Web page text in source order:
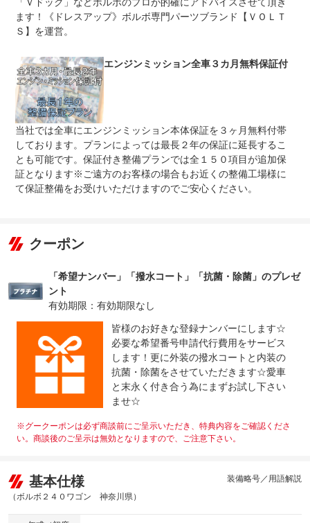
法定整備
整備付 法定12ヶ月または法定24ヶ月点検整備付
法定整備
について
ボルボの事ならすべて当社にお任せ下さい！当店はボルボ
専門の整備工場です。ご予算に合わせた整備プランを各種
ご用意しております。詳しくはＨＰ 検索【ボルボ ドク
ターＶ】をご覧下さい。
ます！《ドレスアップ》ボルボ専門パーツブランド【ＶＯＬＴ
Ｓ】を運営。
エンジンミッション全車３カ月無料保証付
当社では全車にエンジンミッション本体保証を３ヶ月無料付帯
しております。プランによっては最長２年の保証に延長するこ
とも可能です。保証付き整備プランでは全１５０項目が追加保
証となります※ご遠方のお客様の場合もお近くの整備工場様に
て保証整備をお受けいただけますのでご安心ください。
クーポン
「希望ナンバー」「撥水コート」「抗菌・除菌」のプレゼ
ント
有効期限：有効期限なし
皆様のお好きな登録ナンバーにします☆
必要な希望番号申請代行費用をサービス
します！更に外装の撥水コートと内装の
抗菌・除菌をさせていただきます☆愛車
と末永く付き合う為にまずお試し下さい
ませ☆
※グークーポンは必ず商談前にご呈示いただき、特典内容をご確認くださ
い。商談後のご呈示は無効となりますので、ご注意下さい。
基本仕様
（ボルボ２４０ワゴン 神奈川県）
装備略号／用語解説